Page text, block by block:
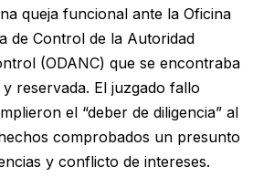
queja funcional ante la Oficina
de Control de la Autoridad
(ODANC) que se encontraba
reservada. El juzgado fallo
el “deber de diligencia” al
comprobados un presunto
y conflicto de intereses.